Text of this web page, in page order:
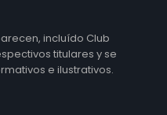
incluído Club
titulares y se
e ilustrativos.